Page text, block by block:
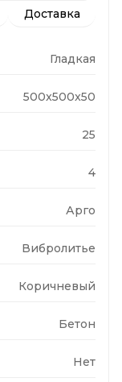
Доставка
Гладкая
500x500x50
25
4
Арго
Вибролитье
Коричневый
Бетон
Нет